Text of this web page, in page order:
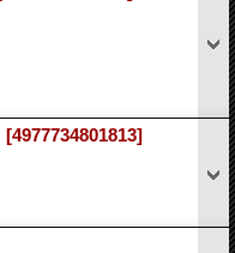
[4977734801813]